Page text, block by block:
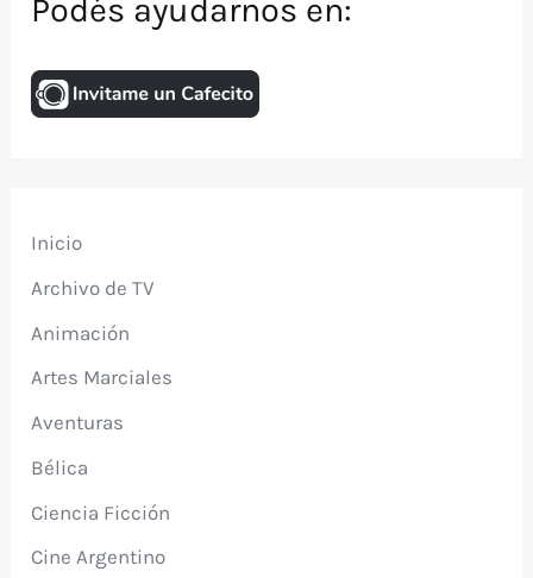
Podés ayudarnos en:
Inicio
Archivo de TV
Animación
Artes Marciales
Aventuras
Bélica
Ciencia Ficción
Cine Argentino